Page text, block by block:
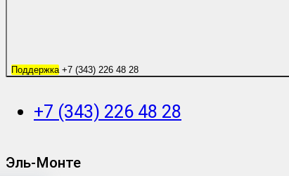
Поддержка+7 (343) 226 48 28
+7 (343) 226 48 28
Эль-Монте